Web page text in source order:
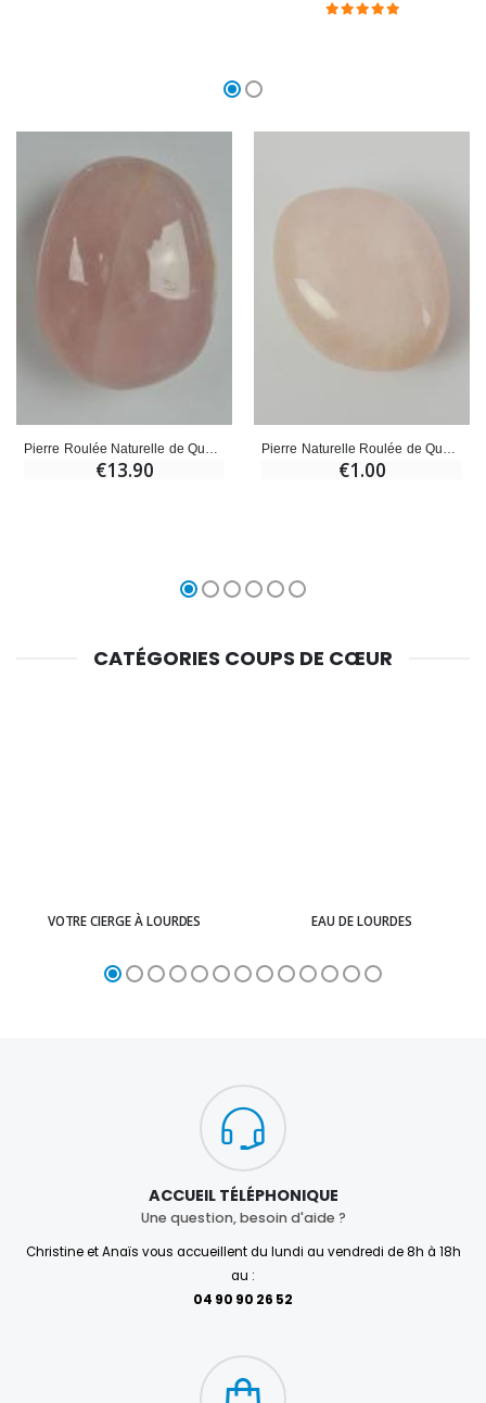
€13.90 €1.00
CATÉGORIES COUPS DE CŒUR
VOTRE CIERGE À LOURDES EAU DE LOURDES
ACCUEIL TÉLÉPHONIQUE
Une question, besoin d'aide ?
Christine et Anaïs vous accueillent du lundi au vendredi de 8h à 18h
au :
04 90 90 26 52